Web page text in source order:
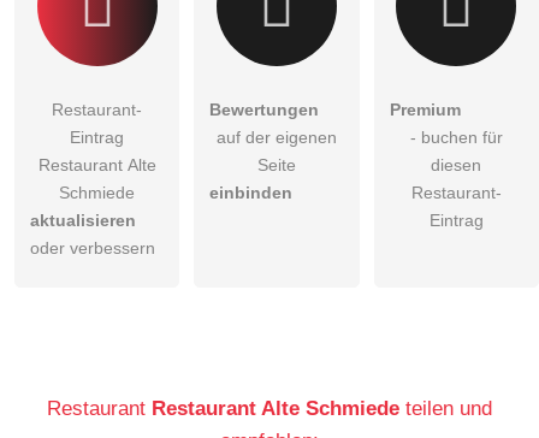
Restaurant-
Eintrag
Restaurant Alte
Schmiede
aktualisieren
oder verbessern
Bewertungen
auf der eigenen
Seite
einbinden
Premium
- buchen für
diesen
Restaurant-
Eintrag
Restaurant Restaurant Alte Schmiede teilen und